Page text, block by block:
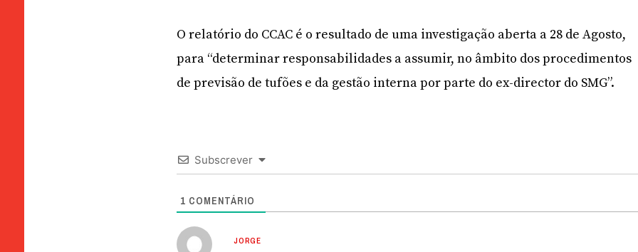
O relatório do CCAC é o resultado de uma investigação aberta a 28 de Agosto,
para “determinar responsabilidades a assumir, no âmbito dos procedimentos
de previsão de tufões e da gestão interna por parte do ex-director do SMG”.
Subscrever
1 COMENTÁRIO
JORGE